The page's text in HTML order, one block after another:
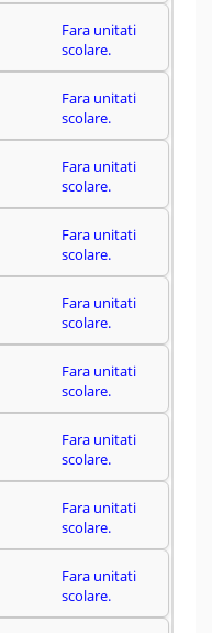
Fara unitati
scolare.
Fara unitati
scolare.
Fara unitati
scolare.
Fara unitati
scolare.
Fara unitati
scolare.
Fara unitati
scolare.
Fara unitati
scolare.
Fara unitati
scolare.
Fara unitati
scolare.